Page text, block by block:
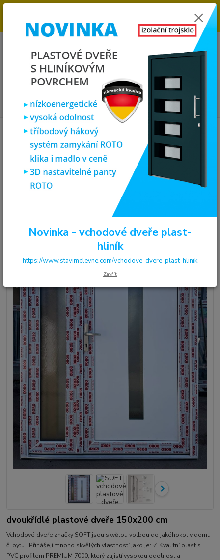
OBJEDNÁVKOU. MÁME 7 000 OKEN A DVEŘÍ SKLADEM U NÁS V
KLATOVECH.
0
0,00 Kč
Vchodové dveře
SOFT vchodové plastové dveře AURORA, bílá,
150x200 cm
SOFT vchodové plastové dveře
AURORA, bílá, 150x200 cm
dvoukřídlé plastové dveře 150x200 cm
Vchodové dveře značky SOFT jsou skvělou volbou do jakéhokoliv domu
či bytu. Přinášejí mnoho skvělých vlastností jako je: ✓ Kvalitní plast s
PVC profilem PREMIUM 7000, který zajistí vysokou odolnost a
Novinka - vchodové dveře plast-
hliník
https://www.stavimelevne.com/vchodove-dvere-plast-hlinik
Zavřít